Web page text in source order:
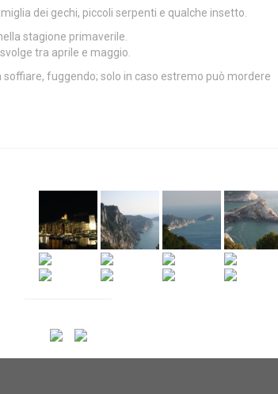
dei gechi, piccoli serpenti e qualche insetto.
stagione primaverile.
tra aprile e maggio.
fuggendo; solo in caso estremo può mordere